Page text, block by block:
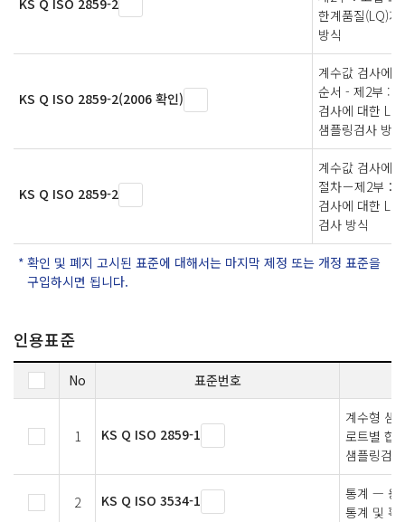
한계품질(LQ)
방식
KS Q ISO 2859-2(2006 확인)
계수값 검사에
순서 - 제2부 :
검사에 대한 LQ
샘플링검사 방식
KS Q ISO 2859-2
계수값 검사에
절차－제2부：
검사에 대한
검사 방식
확인 및 폐지 고시된 표준에 대해서는 마지막 제정 또는 개정 표준을
구입하시면 됩니다.
인용표준
No 표준번호
1 KS Q ISO 2859-1
계수형 샘
로트별 합
샘플링검
2 KS Q ISO 3534-1
통계 — 용
통계 및 확